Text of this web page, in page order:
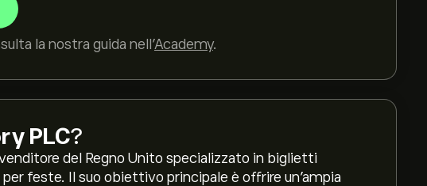
la nostra guida nell’Academy.
PLC?
del Regno Unito specializzato in biglietti
feste. Il suo obiettivo principale è offrire un'ampia